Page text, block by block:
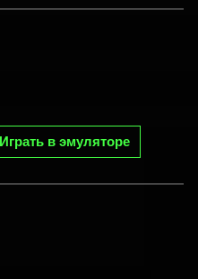
Играть в эмуляторе